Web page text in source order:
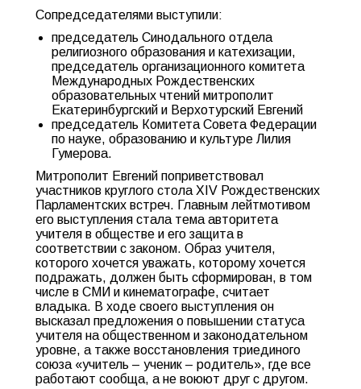
Сопредседателями выступили:
председатель Синодального отдела
религиозного образования и катехизации,
председатель организационного комитета
Международных Рождественских
образовательных чтений митрополит
Екатеринбургский и Верхотурский Евгений
председатель Комитета Совета Федерации
по науке, образованию и культуре Лилия
Гумерова.
Митрополит Евгений поприветствовал
участников круглого стола XIV Рождественских
Парламентских встреч. Главным лейтмотивом
его выступления стала тема авторитета
учителя в обществе и его защита в
соответствии с законом. Образ учителя,
которого хочется уважать, которому хочется
подражать, должен быть сформирован, в том
числе в СМИ и кинематографе, считает
владыка. В ходе своего выступления он
высказал предложения о повышении статуса
учителя на общественном и законодательном
уровне, а также восстановления триединого
союза «учитель – ученик – родитель», где все
работают сообща, а не воюют друг с другом.